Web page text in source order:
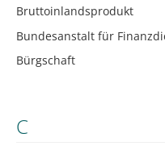
Bruttoinlandsprodukt
Bundesanstalt für
Bürgschaft
C